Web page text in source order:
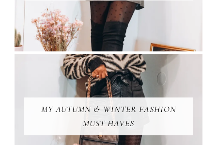
MY AUTUMN & WINTER FASHION
MUST HAVES